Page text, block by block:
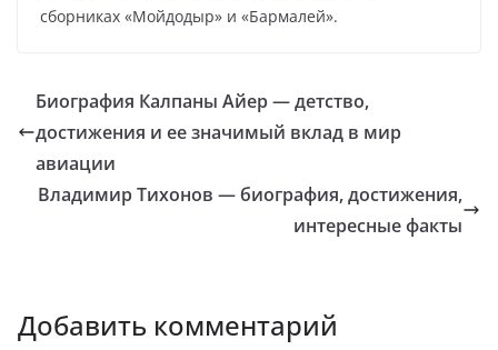
сборниках «Мойдодыр» и «Бармалей».
Биография Калпаны Айер — детство,
достижения и ее значимый вклад в мир
авиации
Владимир Тихонов — биография, достижения,
интересные факты
Добавить комментарий